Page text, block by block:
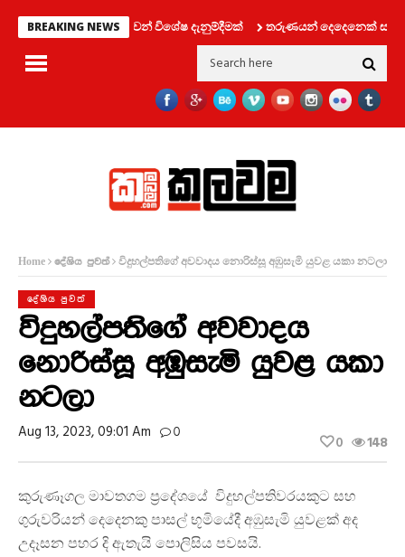
BREAKING NEWS
දෙපාර්තමේන්තුවෙන් විශේෂ දැනුම්දීමක් තරුණයන් දෙදෙනෙක් සමග
Home දේශිය පුවත් විදුහල්පතිගේ අවවාදය නොරිස්සූ අඹුසැමි යුවළ යකා නටලා
දේශිය පුවත්
විදුහල්පතිගේ අවවාදය
නොරිස්සූ අඹුසැමි යුවළ යකා
නටලා
Aug 13, 2023, 09:01 Am 0 148
0
කුරුණෑගල මාවතගම ප්‍රදේශයේ විදුහල්පතිවරයකුට සහ
ගුරුවරියන් දෙදෙනකු පාසල් භූමියේදී අඹුසැමි යුවළක් අද
උදෑසන පහර දි ඇතැයි පොලිසිය පවසයි.